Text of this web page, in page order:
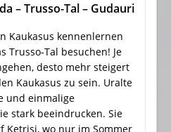
– Trusso-Tal – Gudauri
Kaukasus kennenlernen
Trusso-Tal besuchen! Je
desto mehr steigert
Kaukasus zu sein. Uralte
und einmalige
stark beeindrucken. Sie
Ketrisi, wo nur im Sommer